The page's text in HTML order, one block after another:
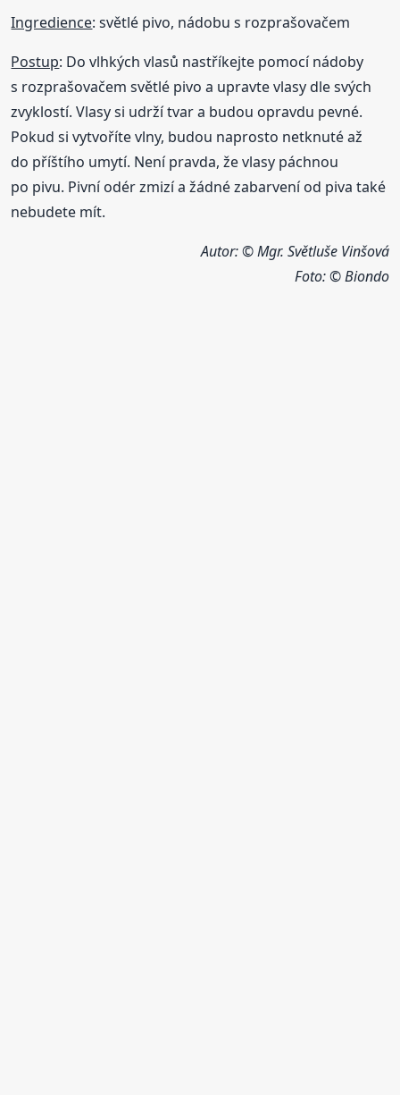
Ingredience: světlé pivo, nádobu s rozprašovačem
Postup: Do vlhkých vlasů nastříkejte pomocí nádoby
s rozprašovačem světlé pivo a upravte vlasy dle svých
zvyklostí. Vlasy si udrží tvar a budou opravdu pevné.
Pokud si vytvoříte vlny, budou naprosto netknuté až
do příštího umytí. Není pravda, že vlasy páchnou
po pivu. Pivní odér zmizí a žádné zabarvení od piva také
nebudete mít.
Autor: © Mgr. Světluše Vinšová
Foto:© Biondo